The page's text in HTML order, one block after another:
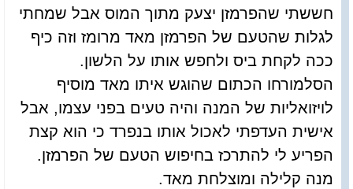
חששתי שהפרמזן יצעק מתוך המוס אבל שמחתי
לגלות שהטעם של הפרמזן מאד מרומז וזה כיף
ככה לקחת ביס ולחפש אותו על הלשון.
הסלמורחו הכתום שהוגש איתו מאד מוסיף
לויזואליות של המנה והיה טעים בפני עצמו, אבל
אישית העדפתי לאכול אותו בנפרד כי הוא קצת
הפריע לי להתרכז בחיפוש הטעם של הפרמזן.
מנה קלילה ומוצלחת מאד.